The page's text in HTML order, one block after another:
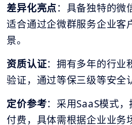
差异化亮点：具备独特的微
适合通过企微群服务企业客
景。
资质认证：拥有多年的行业
验证，通过等保三级等安全
定价参考：采用SaaS模式
付费，具体需根据企业业务